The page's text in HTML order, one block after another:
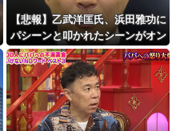
【悲報】乙武洋匡氏、浜田雅功に
パシーンと叩かれたシーンがオン
エアされず「障害者相手だと放送
されなくなる。俺、逆差別だと思
って」